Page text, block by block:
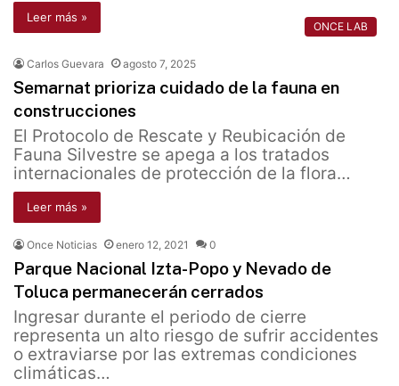
Leer más »
ONCE LAB
Carlos Guevara agosto 7, 2025
Semarnat prioriza cuidado de la fauna en
construcciones
El Protocolo de Rescate y Reubicación de
Fauna Silvestre se apega a los tratados
internacionales de protección de la flora…
Leer más »
Once Noticias enero 12, 2021 0
Parque Nacional Izta-Popo y Nevado de
Toluca permanecerán cerrados
Ingresar durante el periodo de cierre
representa un alto riesgo de sufrir accidentes
o extraviarse por las extremas condiciones
climáticas…